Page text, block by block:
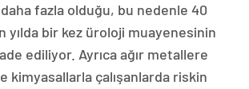
fazla olduğu, bu nedenle 40
yılda bir kez üroloji muayenesinin
ediliyor. Ayrıca ağır metallere
kimyasallarla çalışanlarda riskin